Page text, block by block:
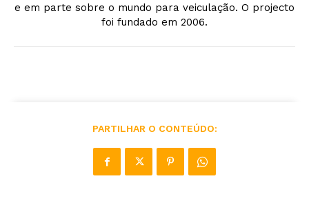
e em parte sobre o mundo para veiculação. O projecto
foi fundado em 2006.
PARTILHAR O CONTEÚDO: